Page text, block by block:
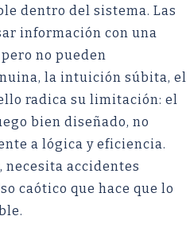
dentro del sistema. Las
información con una
no pueden
la intuición súbita, el
radica su limitación: el
bien diseñado, no
a lógica y eficiencia.
accidentes
caótico que hace que lo